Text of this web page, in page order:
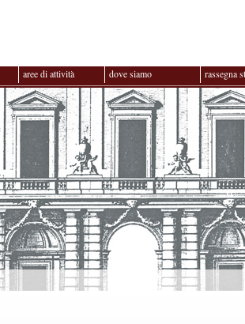
aree di attività dove siamo rassegna